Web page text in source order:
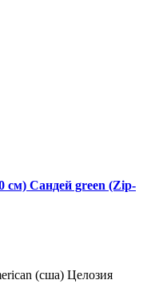
см) Сандей green (Zip-
(сша) Целозия